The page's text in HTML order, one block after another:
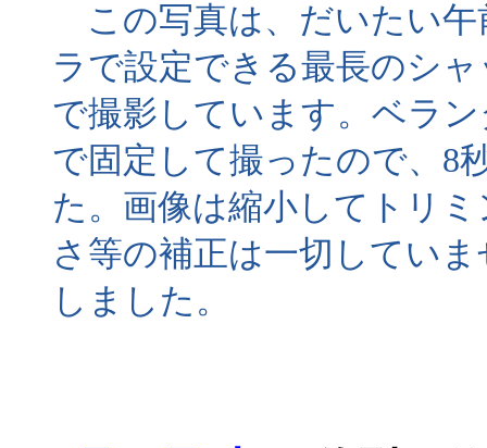
この写真は、だいたい午
ラで設定できる最長のシ
で撮影しています。ベラ
で固定して撮ったので、8
た。画像は縮小してトリ
さ等の補正は一切してい
しました。